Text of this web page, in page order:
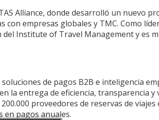
Alliance, donde desarrolló un nuevo
con empresas globales y TMC. Como
Institute of Travel Management y es
de pagos B2B e inteligencia
la entrega de eficiencia, transparencia y
proveedores de reservas de viajes
en pagos anuales.